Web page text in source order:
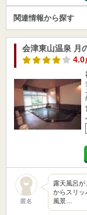
関連情報から探す
会津東山温泉 月
4.0
匿名
露天風呂
からスリッ
風景…